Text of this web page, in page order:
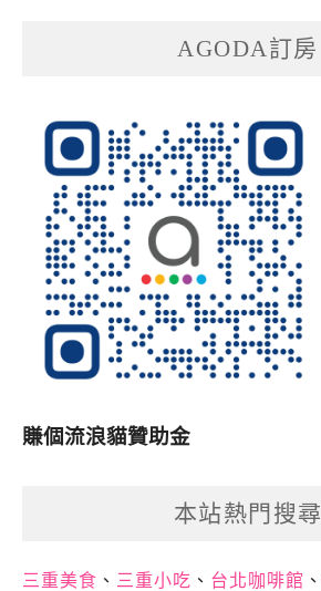
AGODA訂房
賺個流浪貓贊助金
本站熱門搜尋
三重美食 、 三重小吃 、 台北咖啡館 、